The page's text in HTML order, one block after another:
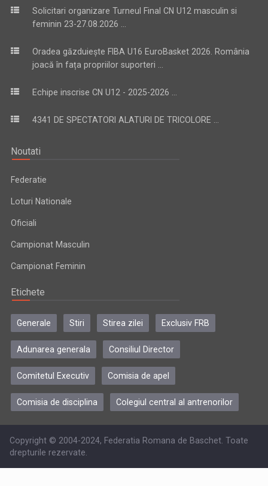
Solicitari organizare Turneul Final CN U12 masculin si
feminin 23-27.08.2026 ...
Oradea găzduiește FIBA U16 EuroBasket 2026. România
joacă în fața propriilor suporteri ...
Echipe inscrise CN U12 - 2025-2026 ...
4341 DE SPECTATORI ALATURI DE TRICOLORE ...
Noutati
Federatie
Loturi Nationale
Oficiali
Campionat Masculin
Campionat Feminin
Etichete
Generale Stiri Stirea zilei Exclusiv FRB
Adunarea generala Consiliul Director
Comitetul Executiv Comisia de apel
Comisia de disciplina Colegiul central al antrenorilor
Copyright © 2004-2024, Federatia Romana de Baschet. Toate
drepturile rezervate.